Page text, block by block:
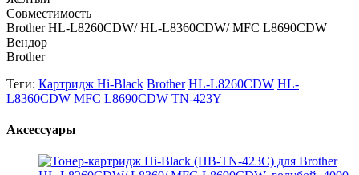
Совместимость
Brother HL-L8260CDW/ HL-L8360CDW/ MFC L8690CDW
Вендор
Brother
Теги: Картридж Hi-Black Brother HL-L8260CDW HL-
L8360CDW MFC L8690CDW TN-423Y
Аксессуары